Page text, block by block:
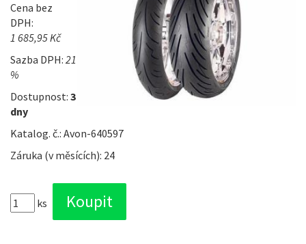
Cena bez
DPH:
1 685,95 Kč
Sazba DPH: 21
%
Dostupnost: 3
dny
Katalog. č.: Avon-640597
Záruka (v měsících): 24
ks